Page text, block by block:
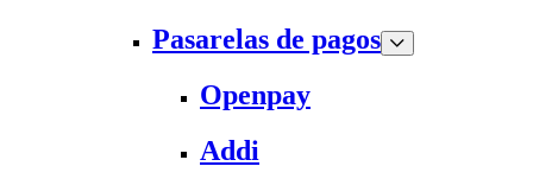
Pasarelas de pagos
Openpay
Addi